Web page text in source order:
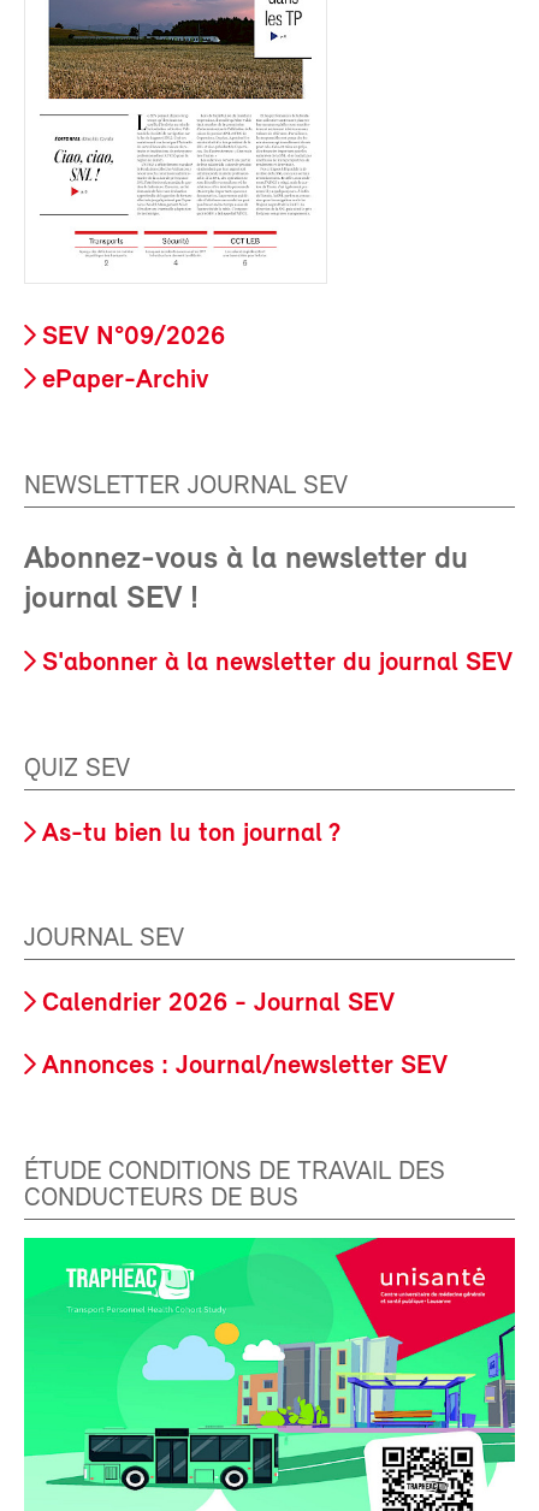
SEV N°09/2026
ePaper-Archiv
NEWSLETTER JOURNAL SEV
Abonnez-vous à la newsletter du
journal SEV !
S'abonner à la newsletter du journal SEV
QUIZ SEV
As-tu bien lu ton journal ?
JOURNAL SEV
Calendrier 2026 - Journal SEV
Annonces : Journal/newsletter SEV
ÉTUDE CONDITIONS DE TRAVAIL DES
CONDUCTEURS DE BUS